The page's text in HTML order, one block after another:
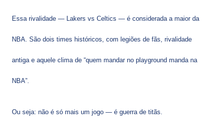
Essa rivalidade — Lakers vs Celtics — é considerada a maior da
NBA. São dois times históricos, com legiões de fãs, rivalidade
antiga e aquele clima de “quem mandar no playground manda na
NBA”.
Ou seja: não é só mais um jogo — é guerra de titãs.